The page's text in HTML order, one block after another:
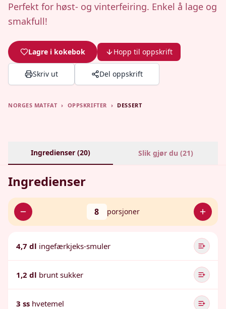
Perfekt for høst- og vinterfeiring. Enkel å lage og
smakfull!
Lagre i kokebok Hopp til oppskrift
Skriv ut Del oppskrift
NORGES MATFAT › OPPSKRIFTER › DESSERT
Ingredienser (20) Slik gjør du (21)
Ingredienser
8 porsjoner
4,7 dl ingefærkjeks-smuler
1,2 dl brunt sukker
3 ss hvetemel